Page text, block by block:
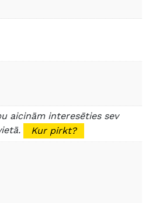
aicinām interesēties sev
Kur pirkt?